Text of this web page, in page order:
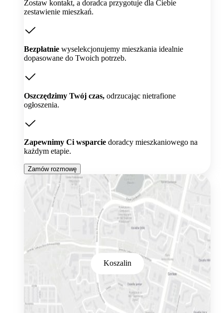
Zostaw kontakt, a doradca przygotuje dla Ciebie
zestawienie mieszkań.
Bezpłatnie wyselekcjonujemy mieszkania idealnie
dopasowane do Twoich potrzeb.
Oszczędzimy Twój czas, odrzucając nietrafione
ogłoszenia.
Zapewnimy Ci wsparcie doradcy mieszkaniowego na
każdym etapie.
Zamów rozmowę
Koszalin